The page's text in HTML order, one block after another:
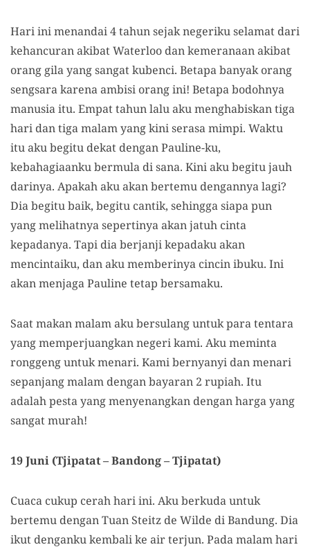
Hari ini menandai 4 tahun sejak negeriku selamat dari
kehancuran akibat Waterloo dan kemeranaan akibat
orang gila yang sangat kubenci. Betapa banyak orang
sengsara karena ambisi orang ini! Betapa bodohnya
manusia itu. Empat tahun lalu aku menghabiskan tiga
hari dan tiga malam yang kini serasa mimpi. Waktu
itu aku begitu dekat dengan Pauline-ku,
kebahagiaanku bermula di sana. Kini aku begitu jauh
darinya. Apakah aku akan bertemu dengannya lagi?
Dia begitu baik, begitu cantik, sehingga siapa pun
yang melihatnya sepertinya akan jatuh cinta
kepadanya. Tapi dia berjanji kepadaku akan
mencintaiku, dan aku memberinya cincin ibuku. Ini
akan menjaga Pauline tetap bersamaku.
Saat makan malam aku bersulang untuk para tentara
yang memperjuangkan negeri kami. Aku meminta
ronggeng untuk menari. Kami bernyanyi dan menari
sepanjang malam dengan bayaran 2 rupiah. Itu
adalah pesta yang menyenangkan dengan harga yang
sangat murah!
19 Juni (Tjipatat – Bandong – Tjipatat)
Cuaca cukup cerah hari ini. Aku berkuda untuk
bertemu dengan Tuan Steitz de Wilde di Bandung. Dia
ikut denganku kembali ke air terjun. Pada malam hari